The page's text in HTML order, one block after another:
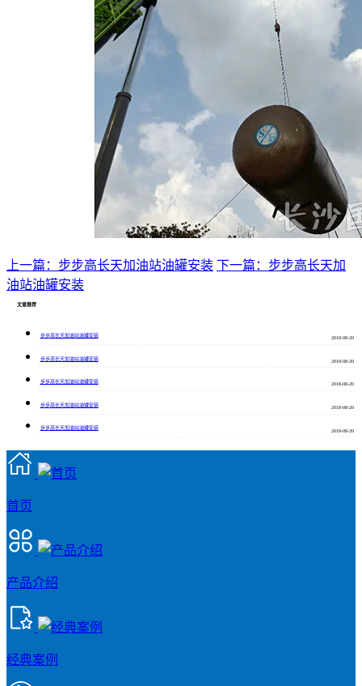
上一篇：步步高长天加油站油罐安装 下一篇：步步高长天加
油站油罐安装
文章推荐
步步高长天加油站油罐安装
2018-08-20
步步高长天加油站油罐安装
2018-08-20
步步高长天加油站油罐安装
2018-08-20
步步高长天加油站油罐安装
2018-08-20
步步高长天加油站油罐安装
2018-08-20
首页
产品介绍
经典案例